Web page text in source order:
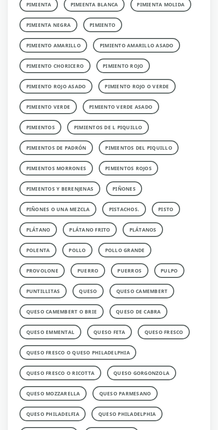
PIMIENTA PIMIENTA BLANCA PIMIENTA MOLIDA
PIMIENTA NEGRA PIMIENTO
PIMIENTO AMARILLO PIMIENTO AMARILLO ASADO
PIMIENTO CHORICERO PIMIENTO ROJO
PIMIENTO ROJO ASADO PIMIENTO ROJO O VERDE
PIMIENTO VERDE PIMIENTO VERDE ASADO
PIMIENTOS PIMIENTOS DE L PIQUILLO
PIMIENTOS DE PADRÓN PIMIENTOS DEL PIQUILLO
PIMIENTOS MORRONES PIMIENTOS ROJOS
PIMIENTOS Y BERENJENAS PIÑONES
PIÑONES O UNA MEZCLA PISTACHOS. PISTO
PLÁTANO PLÁTANO FRITO PLÁTANOS
POLENTA POLLO POLLO GRANDE
PROVOLONE PUERRO PUERROS PULPO
PUNTILLITAS QUESO QUESO CAMEMBERT
QUESO CAMEMBERT O BRIE QUESO DE CABRA
QUESO EMMENTAL QUESO FETA QUESO FRESCO
QUESO FRESCO O QUESO PHILADELPHIA
QUESO FRESCO O RICOTTA QUESO GORGONZOLA
QUESO MOZZARELLA QUESO PARMESANO
QUESO PHILADELFIA QUESO PHILADELPHIA